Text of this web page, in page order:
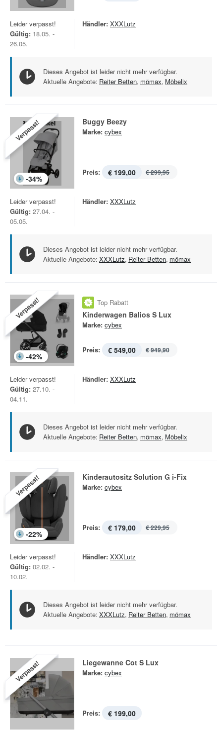
Leider verpasst!
Gültig: 18.05. -
26.05.
Händler: XXXLutz
Dieses Angebot ist leider nicht mehr verfügbar.
Aktuelle Angebote: Reiter Betten, mömax, Möbelix
Verpasst!
-34%
Buggy Beezy
Marke: cybex
Preis: € 199,00 € 299,95
Leider verpasst!
Gültig: 27.04. -
05.05.
Händler: XXXLutz
Dieses Angebot ist leider nicht mehr verfügbar.
Aktuelle Angebote: XXXLutz, Reiter Betten, mömax
Verpasst!
-42%
Top Rabatt
Kinderwagen Balios S Lux
Marke: cybex
Preis: € 549,00 € 949,90
Leider verpasst!
Gültig: 27.10. -
04.11.
Händler: XXXLutz
Dieses Angebot ist leider nicht mehr verfügbar.
Aktuelle Angebote: Reiter Betten, mömax, Möbelix
Verpasst!
-22%
Kinderautositz Solution G i-Fix
Marke: cybex
Preis: € 179,00 € 229,95
Leider verpasst!
Gültig: 02.02. -
10.02.
Händler: XXXLutz
Dieses Angebot ist leider nicht mehr verfügbar.
Aktuelle Angebote: XXXLutz, Reiter Betten, mömax
Verpasst! Liegewanne Cot S Lux
Marke: cybex
Preis: € 199,00